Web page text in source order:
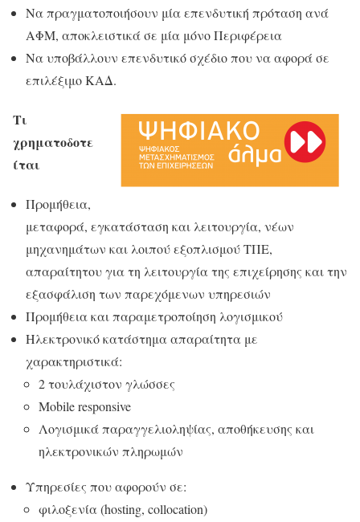
Να πραγματοποιήσουν μία επενδυτική πρόταση ανά
ΑΦΜ, αποκλειστικά σε μία μόνο Περιφέρεια
Να υποβάλλουν επενδυτικό σχέδιο που να αφορά σε
επιλέξιμο ΚΑΔ.
Τι
χρηματοδοτε
ίται
Προμήθεια,
μεταφορά, εγκατάσταση και λειτουργία, νέων
μηχανημάτων και λοιπού εξοπλισμού ΤΠΕ,
απαραίτητου για τη λειτουργία της επιχείρησης και την
εξασφάλιση των παρεχόμενων υπηρεσιών
Προμήθεια και παραμετροποίηση λογισμικού
Ηλεκτρονικό κατάστημα απαραίτητα με
χαρακτηριστικά:
2 τουλάχιστον γλώσσες
Μobile responsive
Λογισμικά παραγγελιοληψίας, αποθήκευσης και
ηλεκτρονικών πληρωμών
Υπηρεσίες που αφορούν σε:
φιλοξενία (hosting, collocation)